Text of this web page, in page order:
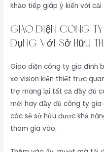
khảo tiếp giáp ý kiến với
Giao diện công ty
dụng với sở hữu
Giao diện công ty gia đình
xe vision kiến thiết trực
trợ mang lại tất cả đầy đủ
mới hay đầy đủ công ty gia
các sẽ sở hữu được khả
tham gia vào.